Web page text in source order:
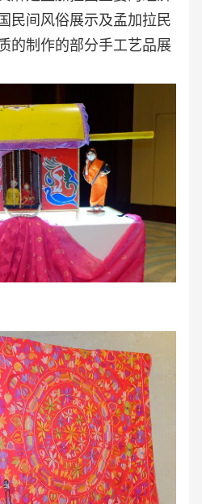
民间风俗展示及孟加拉民
的制作的部分手工艺品展